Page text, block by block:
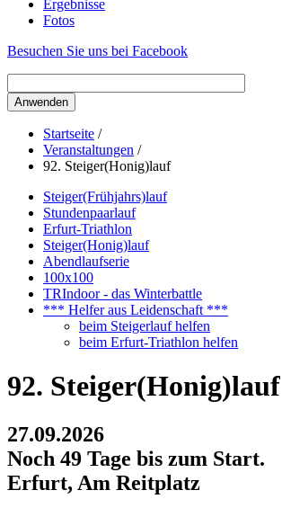
Ergebnisse
Fotos
Besuchen Sie uns bei Facebook
Startseite /
Veranstaltungen /
92. Steiger(Honig)lauf
Steiger(Frühjahrs)lauf
Stundenpaarlauf
Erfurt-Triathlon
Steiger(Honig)lauf
Abendlaufserie
100x100
TRIndoor - das Winterbattle
*** Helfer aus Leidenschaft ***
beim Steigerlauf helfen
beim Erfurt-Triathlon helfen
92. Steiger(Honig)lauf
27.09.2026
Noch 49 Tage bis zum Start.
Erfurt, Am Reitplatz